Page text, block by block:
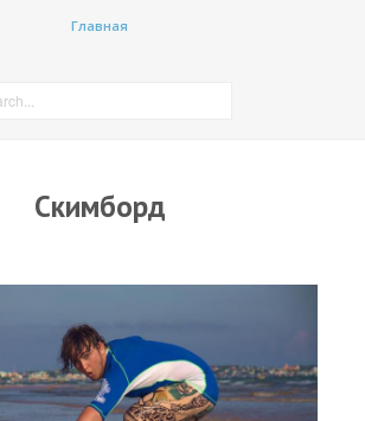
RRD Russian Cup
Новости
Медиа
Фото
Главная
Скимборд